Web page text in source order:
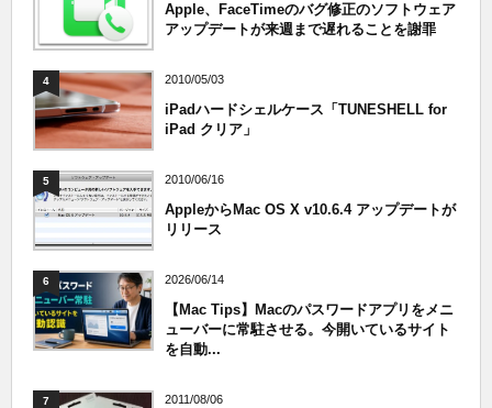
Apple、FaceTimeのバグ修正のソフトウェア
アップデートが来週まで遅れることを謝罪
4 2010/05/03
iPadハードシェルケース「TUNESHELL for
iPad クリア」
5 2010/06/16
AppleからMac OS X v10.6.4 アップデートが
リリース
6 2026/06/14
【Mac Tips】Macのパスワードアプリをメニ
ューバーに常駐させる。今開いているサイト
を自動...
7 2011/08/06